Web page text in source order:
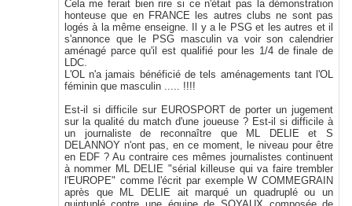
Cela me ferait bien rire si ce n'était pas la démonstration
honteuse que en FRANCE les autres clubs ne sont pas
logés à la même enseigne. Il y a le PSG et les autres et il
s'annonce que le PSG masculin va voir son calendrier
aménagé parce qu'il est qualifié pour les 1/4 de finale de
LDC.
L'OL n'a jamais bénéficié de tels aménagements tant l'OL
féminin que masculin ..... !!!!
Est-il si difficile sur EUROSPORT de porter un jugement
sur la qualité du match d'une joueuse ? Est-il si difficile à
un journaliste de reconnaître que ML DELIE et S
DELANNOY n'ont pas, en ce moment, le niveau pour être
en EDF ? Au contraire ces mêmes journalistes continuent
à nommer ML DELIE "sérial killeuse qui va faire trembler
l'EUROPE" comme l'écrit par exemple W COMMEGRAIN
après que ML DELIE ait marqué un quadruplé ou un